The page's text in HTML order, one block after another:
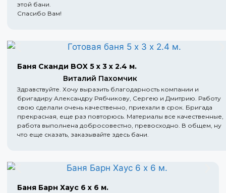
этой бани.
Спасибо Вам!
Баня Сканди BOX 5 х 3 х 2.4 м.
Виталий Пахомчик
Здравствуйте. Хочу выразить благодарность компании и
бригадиру Александру Рябчикову, Сергею и Дмитрию. Работу
свою сделали очень качественно, приехали в срок. Бригада
прекрасная, еще раз повторюсь. Материалы все качественные,
работа выполнена добросовестно, превосходно. В общем, ну
что еще сказать, заказывайте здесь бани.
Баня Барн Хаус 6 х 6 м.